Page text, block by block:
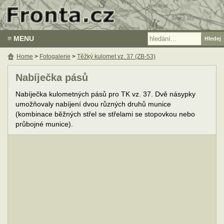
≡ MENU
Nabíječka pásů
Nabíječka kulometných pásů pro TK vz. 37. Dvě násypky
umožňovaly nabíjení dvou různých druhů munice
(kombinace běžných střel se střelami se stopovkou nebo
průbojné munice).
Home > Fotogalerie > Těžký kulomet vz. 37 (ZB-53)